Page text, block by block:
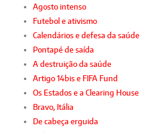
Agosto intenso
Futebol e ativismo
Calendários e defesa da saúde
Pontapé de saída
A destruição da saúde
Artigo 14bis e FIFA Fund
Os Estados e a Clearing House
Bravo, Itália
De cabeça erguida